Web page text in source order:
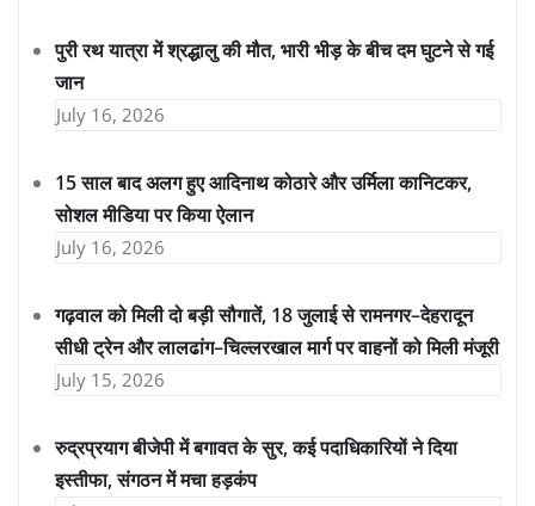
पुरी रथ यात्रा में श्रद्धालु की मौत, भारी भीड़ के बीच दम घुटने से गई
जान
July 16, 2026
15 साल बाद अलग हुए आदिनाथ कोठारे और उर्मिला कानिटकर,
सोशल मीडिया पर किया ऐलान
July 16, 2026
गढ़वाल को मिली दो बड़ी सौगातें, 18 जुलाई से रामनगर–देहरादून
सीधी ट्रेन और लालढांग–चिल्लरखाल मार्ग पर वाहनों को मिली मंजूरी
July 15, 2026
रुद्रप्रयाग बीजेपी में बगावत के सुर, कई पदाधिकारियों ने दिया
इस्तीफा, संगठन में मचा हड़कंप